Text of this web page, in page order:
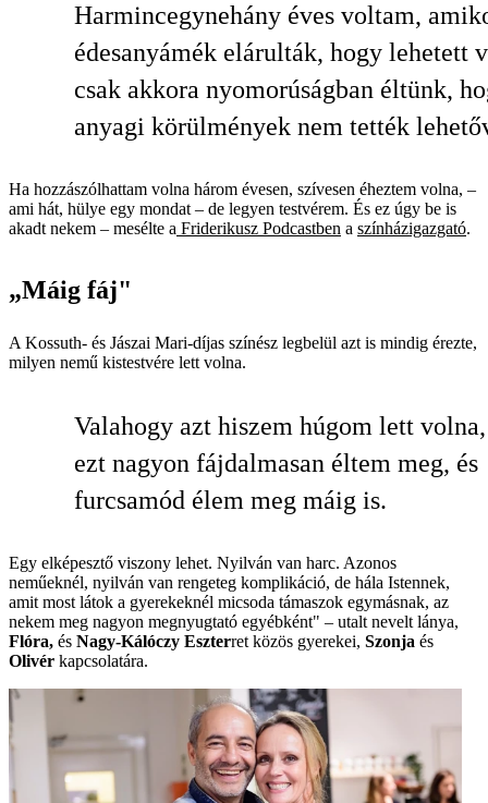
Harmincegynehány éves voltam,
édesanyámék elárulták, hogy lehetett
csak akkora nyomorúságban éltünk,
anyagi körülmények nem tették
Ha hozzászólhattam volna három évesen, szívesen éheztem volna, –
ami hát, hülye egy mondat – de legyen testvérem. És ez úgy be is
akadt nekem – mesélte a Friderikusz Podcastben a színházigazgató.
„Máig fáj"
A Kossuth- és Jászai Mari-díjas színész legbelül azt is mindig érezte,
milyen nemű kistestvére lett volna.
Valahogy azt hiszem húgom lett volna,
ezt nagyon fájdalmasan éltem meg, és
furcsamód élem meg máig is.
Egy elképesztő viszony lehet. Nyilván van harc. Azonos
neműeknél, nyilván van rengeteg komplikáció, de hála Istennek,
amit most látok a gyerekeknél micsoda támaszok egymásnak, az
nekem meg nagyon megnyugtató egyébként" – utalt nevelt lánya,
Flóra, és Nagy-Kálóczy Eszterret közös gyerekei, Szonja és
Olivér kapcsolatára.